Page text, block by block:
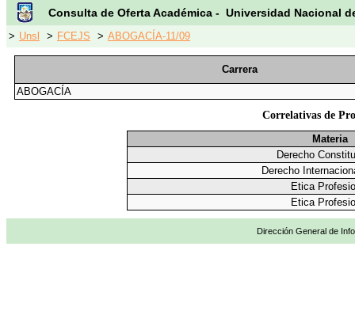
Consulta de Oferta Académica - Universidad Nacional
> Unsl > FCEJS > ABOGACÍA-11/09
Carrera
ABOGACÍA
Correlativas de
Materia
Derecho
Derecho
Etica
Etica
Dirección General de